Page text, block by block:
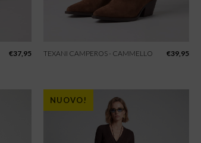
€37,95 TEXANI CAMPEROS - CAMMELLO €39,95
NUOVO!